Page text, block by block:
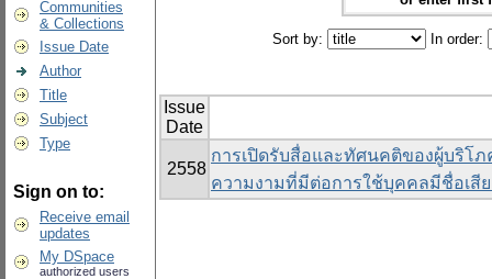
Communities
& Collections
Issue Date
Author
Title
Subject
Type
Sign on to:
Receive email
updates
My DSpace
authorized users
Sort by: In order:
Issue
Date
2558
การเปิดรับสื่อและทัศนคติของผู้บริโ
ความงามที่มีต่อการใช้บุคคลมีชื่อเสี